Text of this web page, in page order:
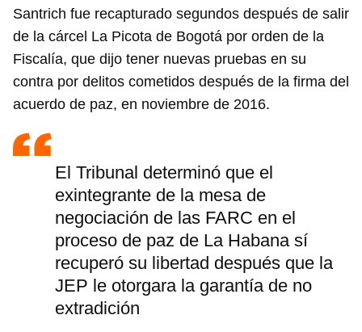
Santrich fue recapturado segundos después de salir
de la cárcel La Picota de Bogotá por orden de la
Fiscalía, que dijo tener nuevas pruebas en su
contra por delitos cometidos después de la firma del
acuerdo de paz, en noviembre de 2016.
El Tribunal determinó que el
exintegrante de la mesa de
negociación de las FARC en el
proceso de paz de La Habana sí
recuperó su libertad después que la
JEP le otorgara la garantía de no
extradición